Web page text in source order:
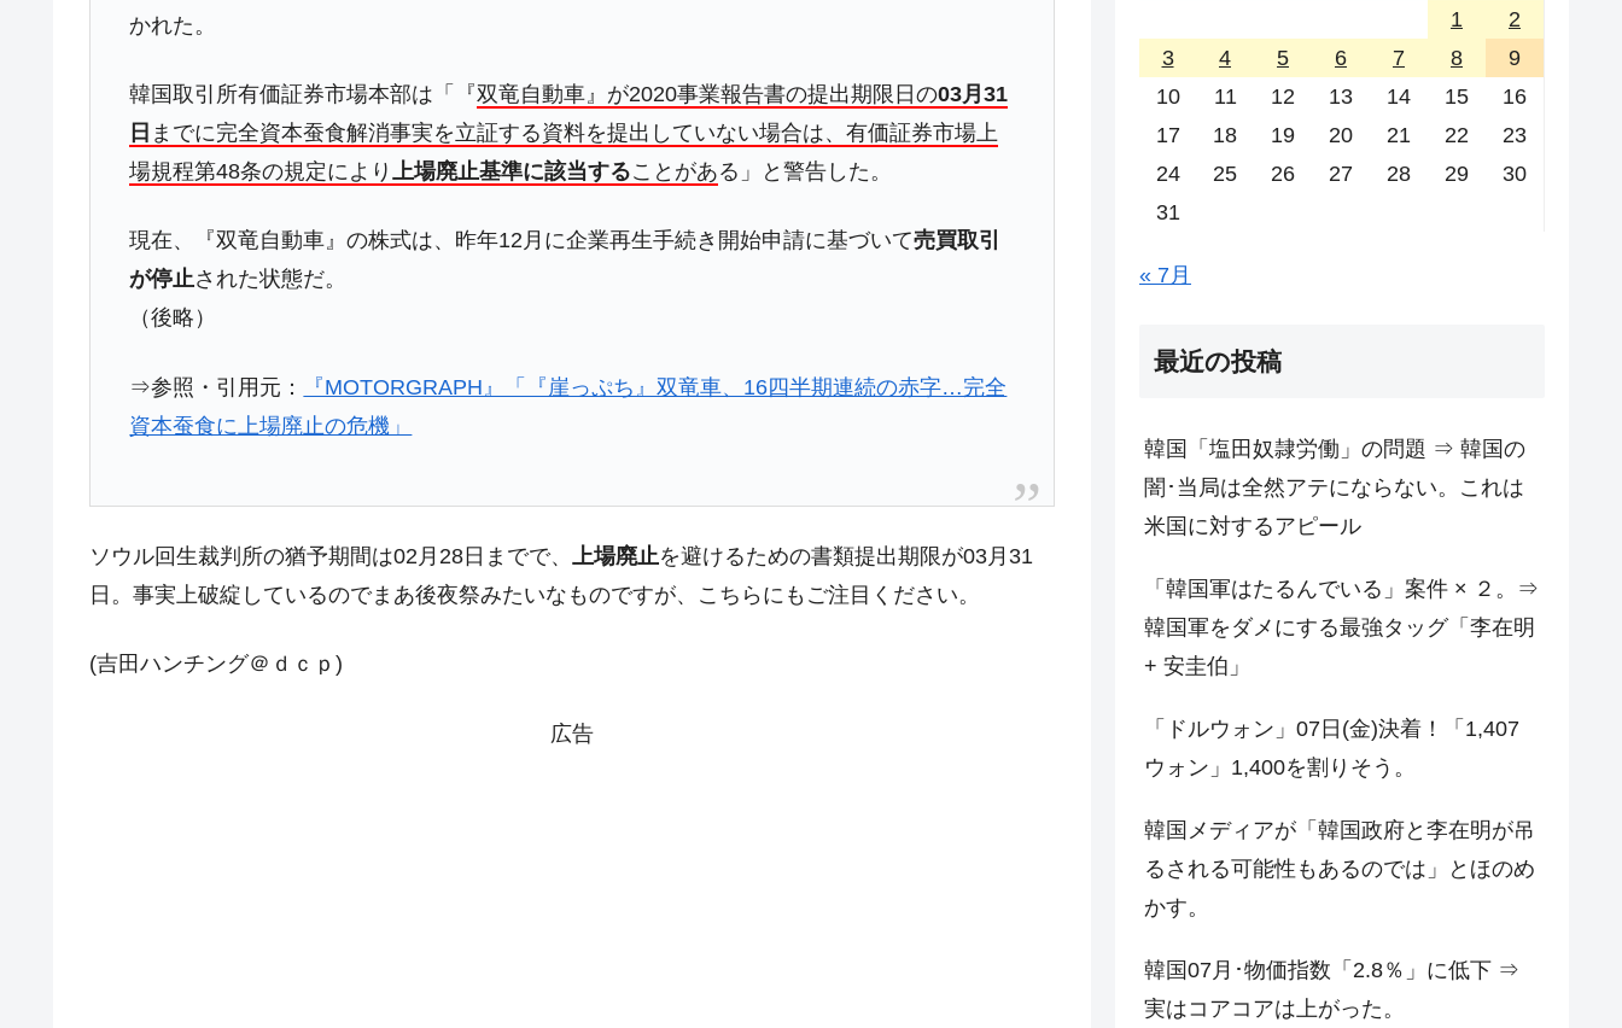
『Money1』
『Money1』 韓国『国民年金公団』株価暴落で200兆蒸発。
『Money1』 韓国政府「ニセＫ-ブランドを通報しようキャンペーン」⇒ あの名物教授も登場！
『Money1』 韓国「橋が落ちました」⇒ 耐久性「なさすぎ」では。
『Money1』 韓国鉄鋼最大手『POSCO』ズブズブ沈む。営業利益80.2％も減少
『Money1』
米国下院「韓国の公務員個人をターゲットにぶん殴る法案」提出！⇒ クーパン問題は合衆国企業に対
する差別。許してはおかぬ
『Money1』 韓国半導体『SKハイニックス』2026年2Qの業績「史上最高益」当期純利益は前年同期比13.4倍に。
Fact1 日本の誇る海洋資源調査船『白嶺』は先進技術の塊！
Fact1 平成仮面ライダーの意外すぎるモチーフとは？
日本人マスターズ挑戦の歴史。松山以前に最高位だった選手とは？
かれた。
韓国取引所有価証券市場本部は「『双竜自動車』が2020事業報告書の提出期限日の03月31
日 までに完全資本蚕食解消事実を立証する資料を提出していない場合は、有価証券市場上
場規程第48条の規定により上場廃止基準に該当することがある」と警告した。
現在、『双竜自動車』の株式は、昨年12月に企業再生手続き開始申請に基づいて売買取引
が停止された状態だ。
（後略）
⇒参照・引用元：
『MOTORGRAPH』「『崖っぷち』双竜車、16四半期連続の赤字…完全
資本蚕食に上場廃止の危機」
ソウル回生裁判所の猶予期間は02月28日までで、 上場廃止を避けるための書類提出期限が03月31
日。事実上破綻しているのでまあ後夜祭みたいなものですが、こちらにもご注目ください。
(吉田ハンチング＠ｄｃｐ)
広告
1
2
3
4 5 6 7 8
9
10
11 12 13 14 15
16
17
18 19 20 21 22
23
24
25 26 27 28 29
30
31
« 7月
最近の投稿
韓国「塩田奴隷労働」の問題 ⇒ 韓国の
闇･当局は全然アテにならない。これは
米国に対するアピール
「韓国軍はたるんでいる」案件 × ２。⇒
韓国軍をダメにする最強タッグ「李在明
+ 安圭伯」
「ドルウォン」07日(金)決着！「1,407
ウォン」1,400を割りそう。
韓国メディアが「韓国政府と李在明が吊
るされる可能性もあるのでは」とほのめ
かす。
韓国07月･物価指数「2.8％」に低下 ⇒
実はコアコアは上がった。